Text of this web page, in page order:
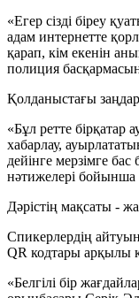
«Егер сізді біреу
адам интернетте
қарап, кім екенін
полиция
Қолданыстағы
«Бұл ретте бірқатар
хабарлау,
дейінге мерзімге
нәтижелері бойынша
Дәрістің мақсаты -
Спикерлердің
QR кодтары арқылы
«Белгілі бір